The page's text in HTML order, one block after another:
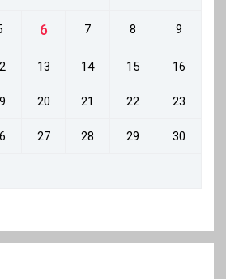
6 7 8 9
13 14 15 16
20 21 22 23
27 28 29 30